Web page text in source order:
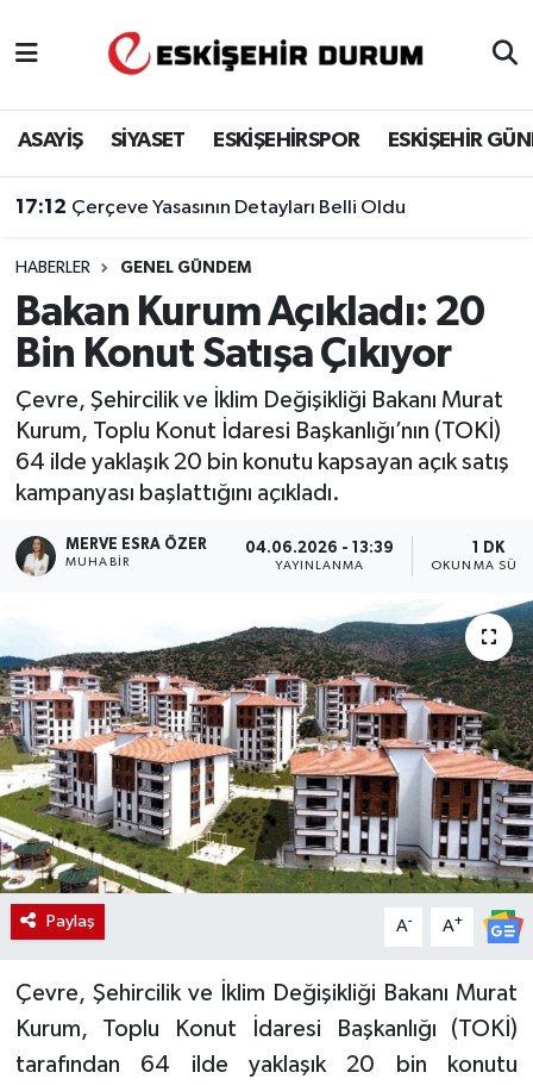
ASAYİŞ SİYASET ESKİŞEHİRSPOR ESKİŞEHİR
17:12 Çerçeve Yasasının Detayları Belli Oldu
HABERLER GENEL GÜNDEM
Bakan Kurum Açıkladı: 20
Bin Konut Satışa Çıkıyor
Çevre, Şehircilik ve İklim Değişikliği Bakanı Murat
Kurum, Toplu Konut İdaresi Başkanlığı’nın (TOKİ)
64 ilde yaklaşık 20 bin konutu kapsayan açık satış
kampanyası başlattığını açıkladı.
MERVE ESRA ÖZER
MUHABIR
04.06.2026 - 13:39
YAYINLANMA
1 DK
OKUNMA
Paylaş A- A+
Çevre, Şehircilik ve İklim Değişikliği Bakanı Murat
Kurum, Toplu Konut İdaresi Başkanlığı (TOKİ)
tarafından 64 ilde yaklaşık 20 bin konutu
Eskişehir Hava Durumu
Eskişehir Namaz Vakitleri
Eskişehir Trafik Yoğunluk Haritası
Süper Lig Puan Durumu ve Fikstür
Tüm Manşetler
Son Dakika Haberleri